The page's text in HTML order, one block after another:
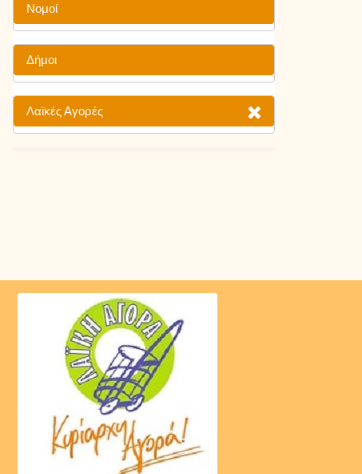
Νομοί
Δήμοι
Λαϊκές Αγορές